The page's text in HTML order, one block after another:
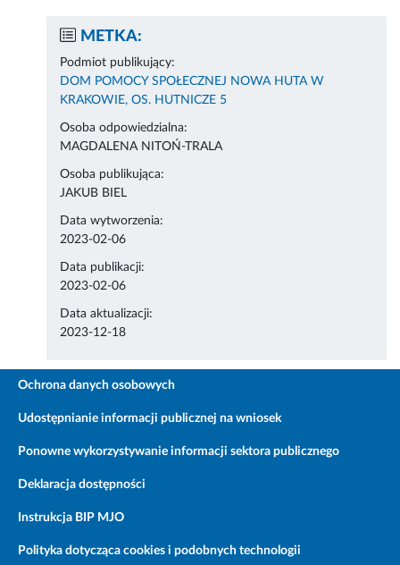
METKA:
Podmiot publikujący:
DOM POMOCY SPOŁECZNEJ NOWA HUTA W
KRAKOWIE, OS. HUTNICZE 5
Osoba odpowiedzialna:
MAGDALENA NITOŃ-TRALA
Osoba publikująca:
JAKUB BIEL
Data wytworzenia:
2023-02-06
Data publikacji:
2023-02-06
Data aktualizacji:
2023-12-18
Ochrona danych osobowych
Udostępnianie informacji publicznej na wniosek
Ponowne wykorzystywanie informacji sektora publicznego
Deklaracja dostępności
Instrukcja BIP MJO
Polityka dotycząca cookies i podobnych technologii